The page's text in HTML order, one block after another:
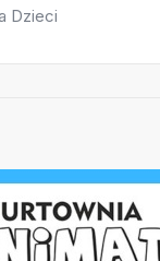
Dzieci